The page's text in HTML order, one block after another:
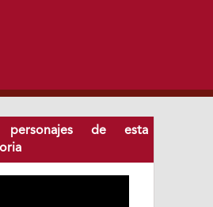
de esta